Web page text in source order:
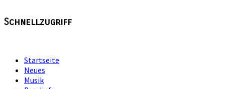
Schnellzugriff
Startseite
Neues
Musik